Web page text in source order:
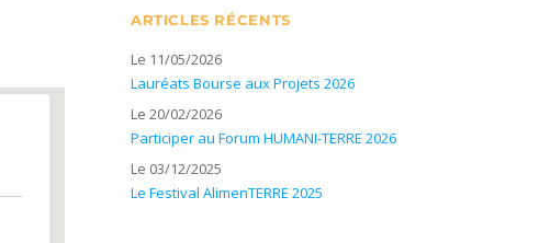
ARTICLES RÉCENTS
Le 11/05/2026
Lauréats Bourse aux Projets 2026
Le 20/02/2026
Participer au Forum HUMANI-TERRE 2026
Le 03/12/2025
Le Festival AlimenTERRE 2025